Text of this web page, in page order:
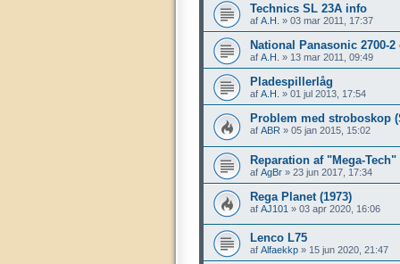
Technics SL 23A info
af A.H. » 03 mar 2011, 17:37
National Panasonic 2700-
af A.H. » 13 mar 2011, 09:49
Pladespillerlåg
af A.H. » 01 jul 2013, 17:54
Problem med stroboskop
af ABR » 05 jan 2015, 15:02
Reparation af "Mega-Tech"
af AgBr » 23 jun 2017, 17:34
Rega Planet (1973)
af AJ101 » 03 apr 2020, 16:06
Lenco L75
af Alfaekkp » 15 jun 2020, 21:47